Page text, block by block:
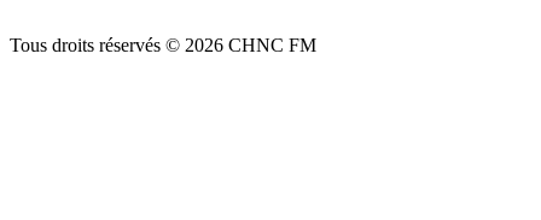
Tous droits réservés © 2026 CHNC FM